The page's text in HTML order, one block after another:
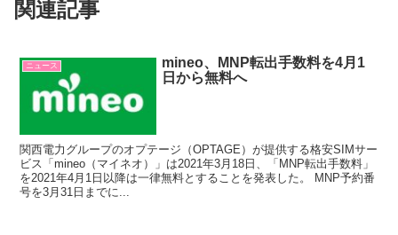
関連記事
ニュース
mineo、MNP転出手数料を4月1
日から無料へ
関西電力グループのオプテージ（OPTAGE）が提供する格安SIMサー
ビス「mineo（マイネオ）」は2021年3月18日、「MNP転出手数料」
を2021年4月1日以降は一律無料とすることを発表した。 MNP予約番
号を3月31日までに...